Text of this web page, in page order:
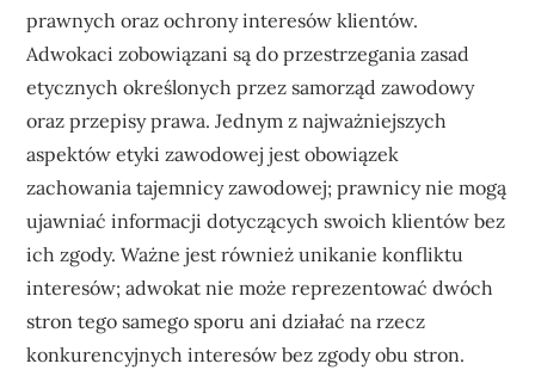
prawnych oraz ochrony interesów klientów.
Adwokaci zobowiązani są do przestrzegania zasad
etycznych określonych przez samorząd zawodowy
oraz przepisy prawa. Jednym z najważniejszych
aspektów etyki zawodowej jest obowiązek
zachowania tajemnicy zawodowej; prawnicy nie mogą
ujawniać informacji dotyczących swoich klientów bez
ich zgody. Ważne jest również unikanie konfliktu
interesów; adwokat nie może reprezentować dwóch
stron tego samego sporu ani działać na rzecz
konkurencyjnych interesów bez zgody obu stron.